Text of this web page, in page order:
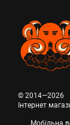
© 2014—2026
Інтернет
Мобільна